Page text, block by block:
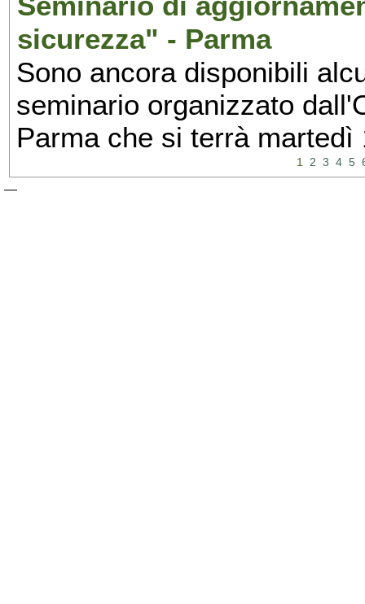
sicurezza" - Parma
Sono ancora disponibili
seminario organizzato
Parma che si terrà martedì
1 2 3 4 5